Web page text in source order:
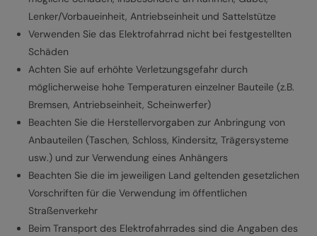
Lenker/Vorbaueinheit, Antriebseinheit und Sattelstütze
Verwenden Sie das Elektrofahrrad nicht bei festgestellten
Schäden
Achten Sie auf erhöhte Verletzungsgefahr durch
möglicherweise hohe Temperaturen einzelner Bauteile (z.B.
Bremsen, Antriebseinheit, Scheinwerfer)
Beachten Sie die Herstellervorgaben zur Anbringung von
Anbauteilen (Taschen, Schloss, Kindersitz, Trägersysteme
usw.) und zur Verwendung eines Anhängers
Beachten Sie die im jeweiligen Land geltenden gesetzlichen
Vorschriften für die Verwendung im öffentlichen
Straßenverkehr
Beim Transport des Elektrofahrrades sind die Angaben des